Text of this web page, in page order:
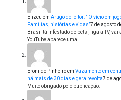
Elizeu em Artigo do leitor: ” O vício em
Famílias, histórias e vidas”7 de agosto
Brasil tá infestado de bets , liga a TV,
YouTube aparece uma…
Eronildo Pinheiroem Vazamento em
há mais de 30 dias e gera revolta7 de
Muito obrigado pelo publicação.